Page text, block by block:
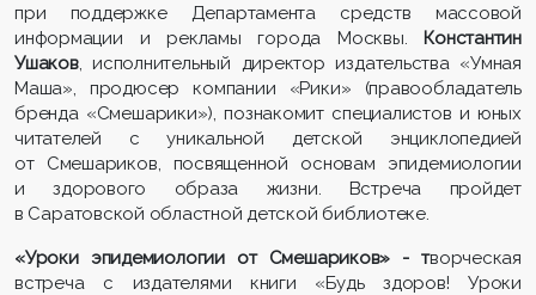
при поддержке Департамента средств массовой
информации и рекламы города Москвы. Константин
Ушаков, исполнительный директор издательства «Умная
Маша», продюсер компании «Рики» (правообладатель
бренда «Смешарики»), познакомит специалистов и юных
читателей с уникальной детской энциклопедией
от Смешариков, посвященной основам эпидемиологии
и здорового образа жизни. Встреча пройдет
в Саратовской областной детской библиотеке.
«Уроки эпидемиологии от Смешариков» - творческая
встреча с издателями книги «Будь здоров! Уроки